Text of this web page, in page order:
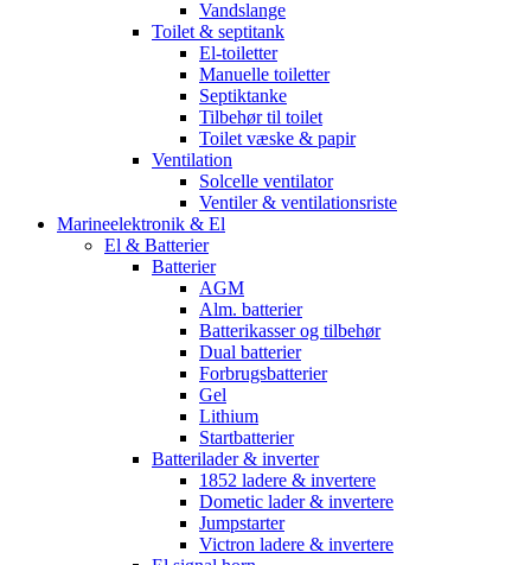
Vandslange
Toilet & septitank
El-toiletter
Manuelle toiletter
Septiktanke
Tilbehør til toilet
Toilet væske & papir
Ventilation
Solcelle ventilator
Ventiler & ventilationsriste
Marineelektronik & El
El & Batterier
Batterier
AGM
Alm. batterier
Batterikasser og tilbehør
Dual batterier
Forbrugsbatterier
Gel
Lithium
Startbatterier
Batterilader & inverter
1852 ladere & invertere
Dometic lader & invertere
Jumpstarter
Victron ladere & invertere